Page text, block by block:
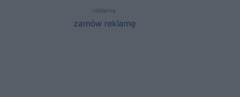
reklama
zamów reklamę